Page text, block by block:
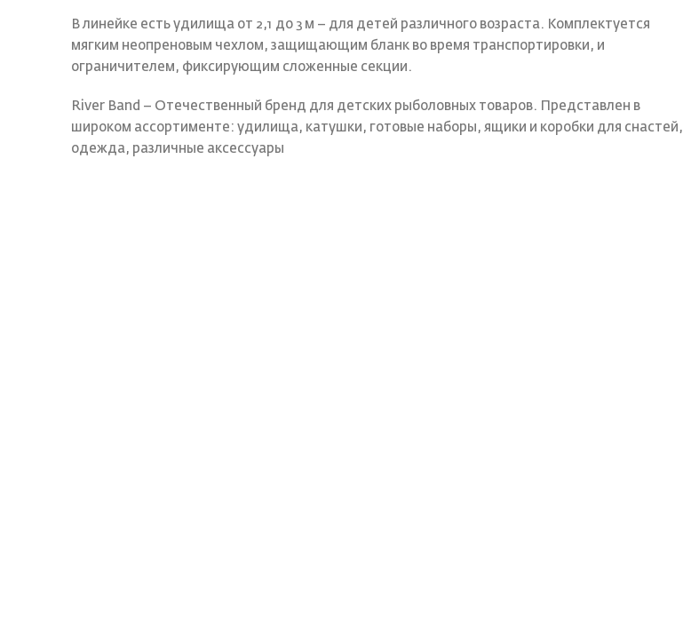
В линейке есть удилища от 2,1 до 3 м – для детей различного возраста. Комплектуется
мягким неопреновым чехлом, защищающим бланк во время транспортировки, и
ограничителем, фиксирующим сложенные секции.
River Band – Отечественный бренд для детских рыболовных товаров. Представлен в
широком ассортименте: удилища, катушки, готовые наборы, ящики и коробки для снастей,
одежда, различные аксессуары